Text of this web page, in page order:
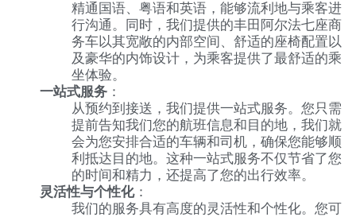
精通国语、粤语和英语，能够流利地与乘客进
行沟通。同时，我们提供的丰田阿尔法七座商
务车以其宽敞的内部空间、舒适的座椅配置以
及豪华的内饰设计，为乘客提供了最舒适的乘
坐体验。
一站式服务 ：
从预约到接送，我们提供一站式服务。您只需
提前告知我们您的航班信息和目的地，我们就
会为您安排合适的车辆和司机，确保您能够顺
利抵达目的地。这种一站式服务不仅节省了您
的时间和精力，还提高了您的出行效率。
灵活性与个性化：
我们的服务具有高度的灵活性和个性化。您可